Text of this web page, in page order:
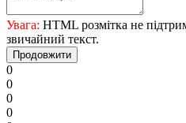
Увага: HTML розмітка не
звичайний текст.
Продовжити
0
0
0
0